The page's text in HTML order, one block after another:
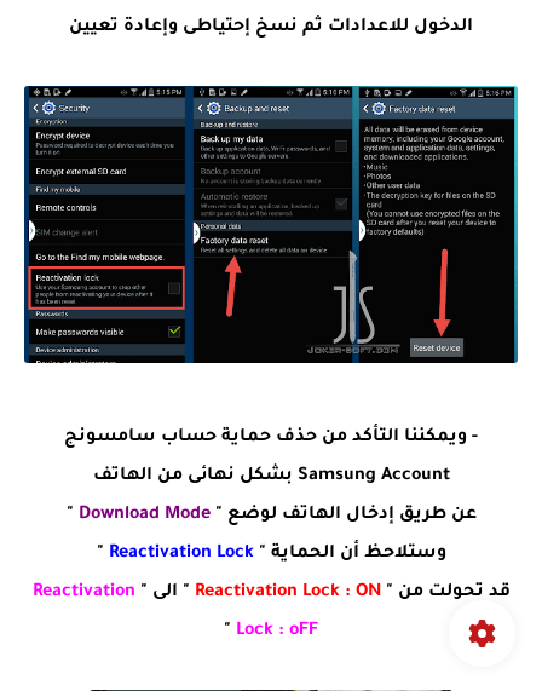
الدخول للاعدادات ثم نسخ إحتياطى وإعادة تعيين
- ويمكننا التأكد من حذف حماية حساب سامسونج
Samsung Account بشكل نهائى من الهاتف
عن طريق إدخال الهاتف لوضع "Download Mode
"
وستلاحظ أن الحماية "Reactivation Lock
"
قد تحولت من "Reactivation Lock : ON " الى " Reactivation
Lock : oFF
"